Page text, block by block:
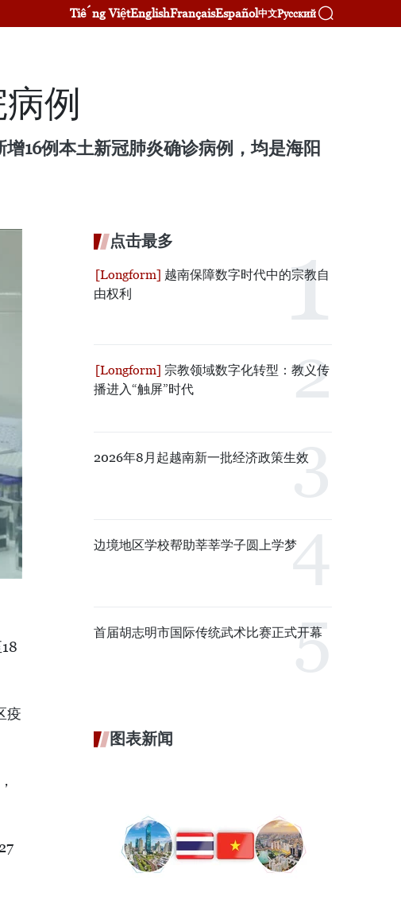
Tiếng ViệtEnglishFrançaisEspañol中文Русский
例
16例本土新冠肺炎确诊病例，均是海阳
疫
点击最多
越南保障数字时代中的宗教自
由权利
宗教领域数字化转型：教义传
播进入“触屏”时代
2026年8月起越南新一批经济政策生效
边境地区学校帮助莘莘学子圆上学梦
首届胡志明市国际传统武术比赛正式开幕
图表新闻